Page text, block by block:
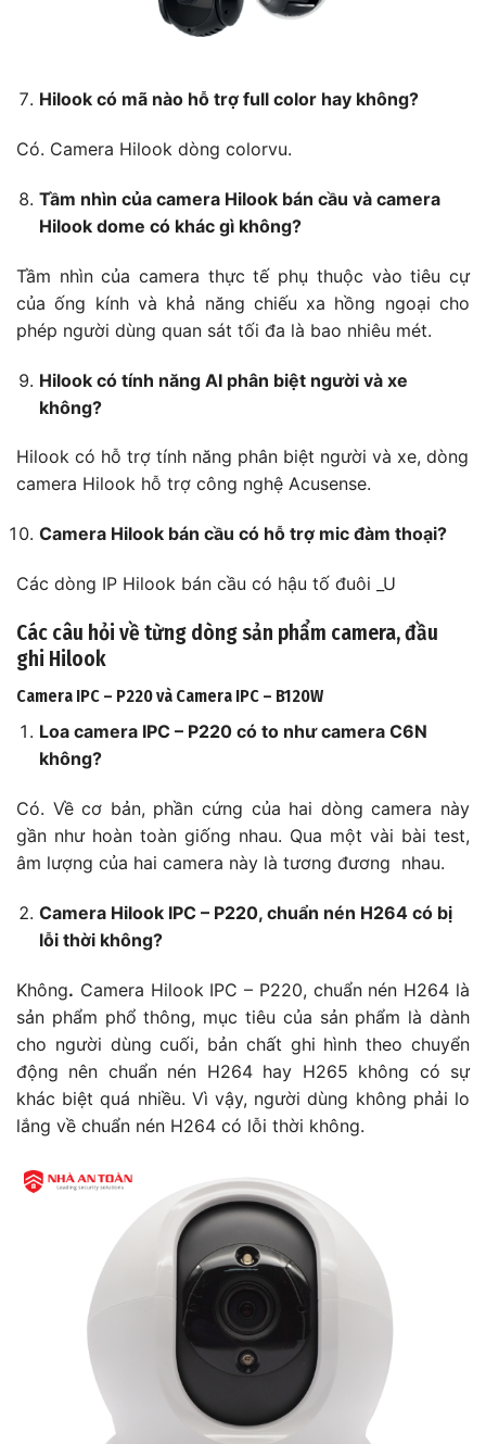
Hilook có mã nào hỗ trợ full color hay không?
Có. Camera Hilook dòng colorvu.
Tầm nhìn của camera Hilook bán cầu và camera
Hilook dome có khác gì không?
Tầm nhìn của camera thực tế phụ thuộc vào tiêu cự
của ống kính và khả năng chiếu xa hồng ngoại cho
phép người dùng quan sát tối đa là bao nhiêu mét.
Hilook có tính năng AI phân biệt người và xe
không?
Hilook có hỗ trợ tính năng phân biệt người và xe, dòng
camera Hilook hỗ trợ công nghệ Acusense.
Camera Hilook bán cầu có hỗ trợ mic đàm thoại?
Các dòng IP Hilook bán cầu có hậu tố đuôi _U
Các câu hỏi về từng dòng sản phẩm camera, đầu
ghi Hilook
Camera IPC – P220 và Camera IPC – B120W
Loa camera IPC – P220 có to như camera C6N
không?
Có. Về cơ bản, phần cứng của hai dòng camera này
gần như hoàn toàn giống nhau. Qua một vài bài test,
âm lượng của hai camera này là tương đương nhau.
Camera Hilook IPC – P220, chuẩn nén H264 có bị
lỗi thời không?
Không. Camera Hilook IPC – P220, chuẩn nén H264 là
sản phẩm phổ thông, mục tiêu của sản phẩm là dành
cho người dùng cuối, bản chất ghi hình theo chuyển
động nên chuẩn nén H264 hay H265 không có sự
khác biệt quá nhiều. Vì vậy, người dùng không phải lo
lắng về chuẩn nén H264 có lỗi thời không.